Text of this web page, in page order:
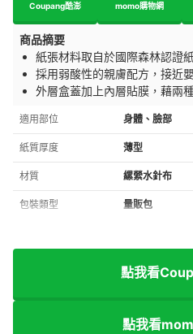
Coupang酷澎 momo購物網
商品摘要
紙張材料取自於國際森林認證
採用弱酸性的親膚配方，接近
外層盒蓋加上內層貼膜，藉兩
適用部位 身體、臉部
紙質厚度 薄型
材質 縲縈水針布
包裝類型 量販包
點我看
點我看